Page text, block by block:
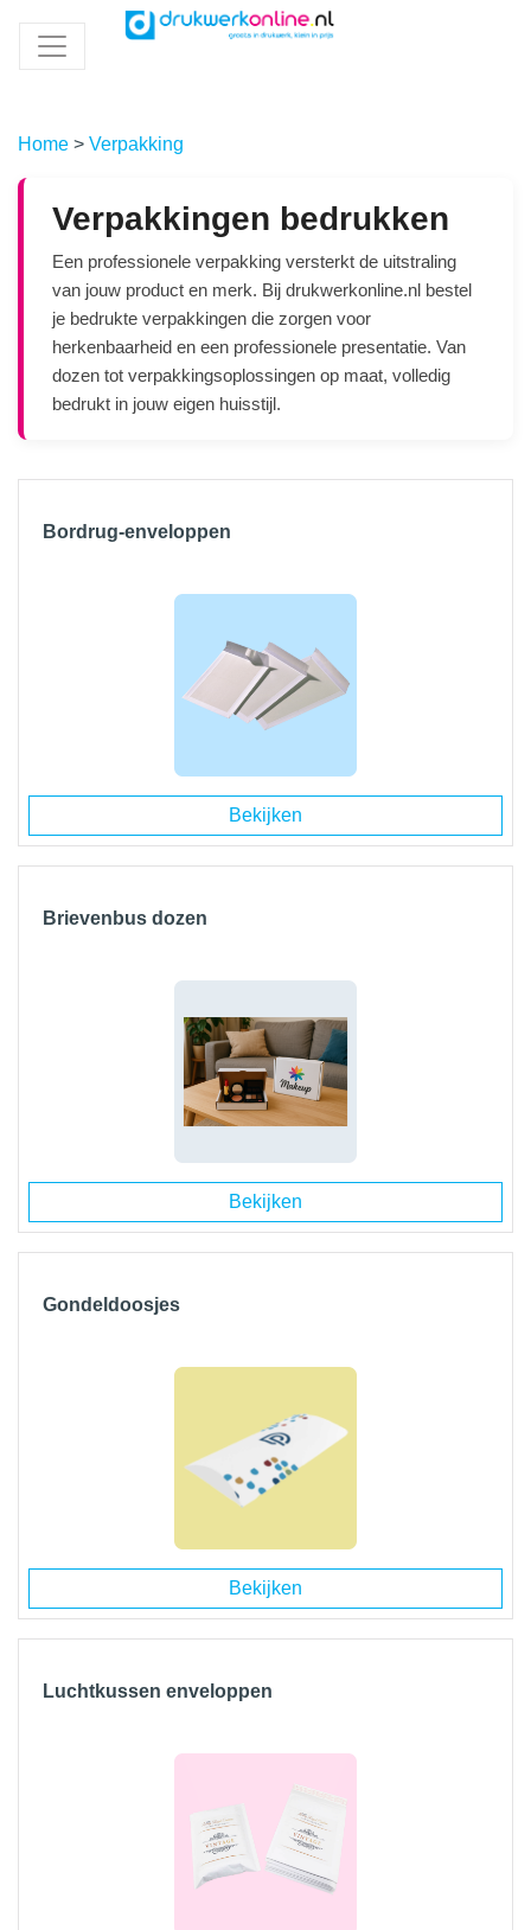
Home > Verpakking
Verpakkingen bedrukken
Een professionele verpakking versterkt de uitstraling
van jouw product en merk. Bij drukwerkonline.nl bestel
je bedrukte verpakkingen die zorgen voor
herkenbaarheid en een professionele presentatie. Van
dozen tot verpakkingsoplossingen op maat, volledig
bedrukt in jouw eigen huisstijl.
Bordrug-enveloppen
Bekijken
Brievenbus dozen
Bekijken
Gondeldoosjes
Bekijken
Luchtkussen enveloppen